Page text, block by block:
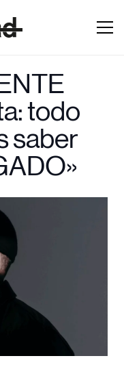
todo
saber